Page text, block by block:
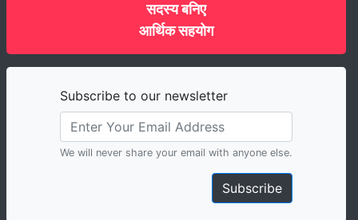
सदस्य बनिए
आर्थिक सहयोग
Subscribe to our newsletter
We will never share your email with anyone else.
Subscribe